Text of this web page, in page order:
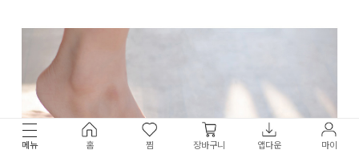
메뉴 홈 찜 장바구니 앱다운 마이